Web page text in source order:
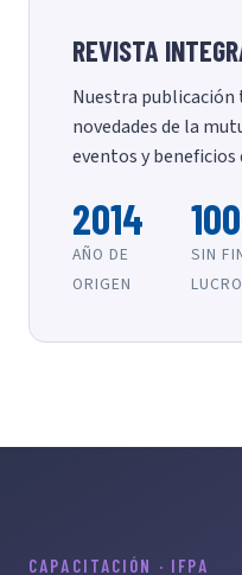
REVISTA
Nuestra
novedades de la
eventos y
2014
AÑO DE
ORIGEN
SIN
LUCRO
CAPACITACIÓN · IFPA